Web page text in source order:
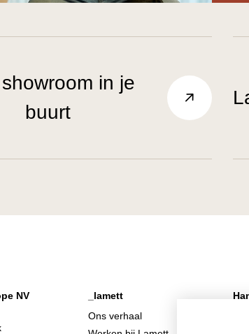
in je
buurt
NV
_lamett
Ons verhaal